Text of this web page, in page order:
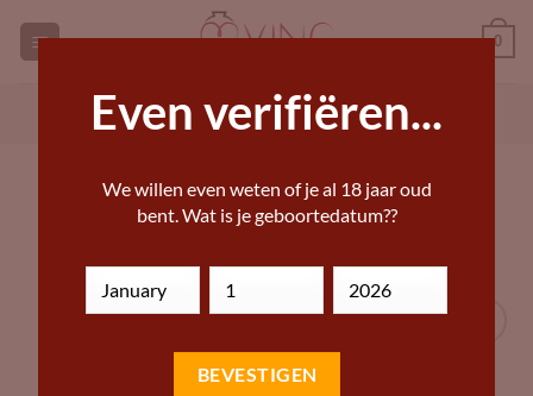
naar
0
GEORGISCHE WIJNEN KOPEN ANDERE WIJN KOPEN
HOME » DRANKWINKEL – BIJZONDERE WIJNEN,
BIEREN EN STERKE DRANKEN
Even verifiëren...
We willen even weten of je al 18 jaar oud
bent. Wat is je geboortedatum??